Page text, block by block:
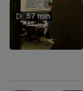
57 min